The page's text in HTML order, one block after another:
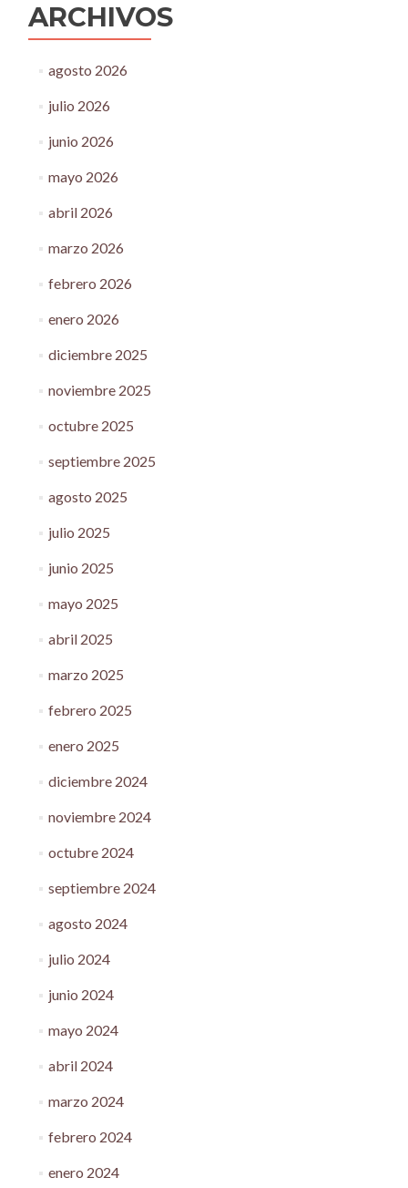
ARCHIVOS
agosto 2026
julio 2026
junio 2026
mayo 2026
abril 2026
marzo 2026
febrero 2026
enero 2026
diciembre 2025
noviembre 2025
octubre 2025
septiembre 2025
agosto 2025
julio 2025
junio 2025
mayo 2025
abril 2025
marzo 2025
febrero 2025
enero 2025
diciembre 2024
noviembre 2024
octubre 2024
septiembre 2024
agosto 2024
julio 2024
junio 2024
mayo 2024
abril 2024
marzo 2024
febrero 2024
enero 2024